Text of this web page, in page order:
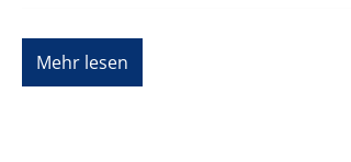
Service und Support
Mehr lesen